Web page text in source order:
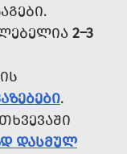
2–3
.
ᲓᲐᲡᲛᲣᲚ